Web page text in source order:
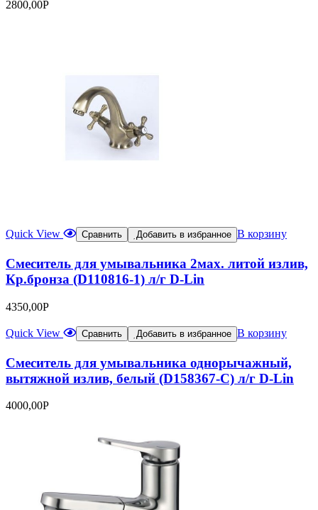
2800,00Р
Quick View Сравнить Добавить в избранное В корзину
Смеситель для умывальника 2мах. литой излив,
Кр.бронза (D110816-1) л/г D-Lin
4350,00Р
Quick View Сравнить Добавить в избранное В корзину
Смеситель для умывальника однорычажный,
вытяжной излив, белый (D158367-С) л/г D-Lin
4000,00Р